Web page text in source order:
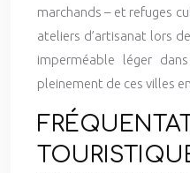
marchands – et refuges
ateliers d’artisanat lors
imperméable léger
pleinement de ces villes